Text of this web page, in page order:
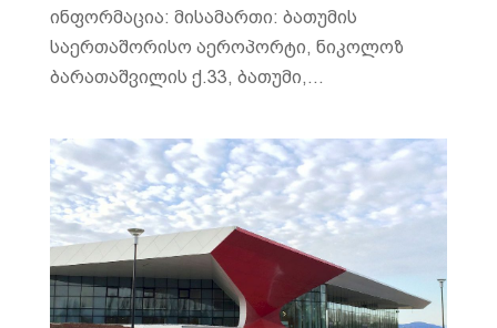
ინფორმაცია: მისამართი: ბათუმის
საერთაშორისო აეროპორტი, ნიკოლოზ
ბარათაშვილის ქ.33, ბათუმი,...